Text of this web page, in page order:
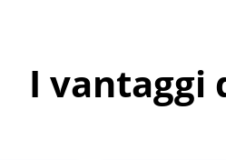
I vantaggi